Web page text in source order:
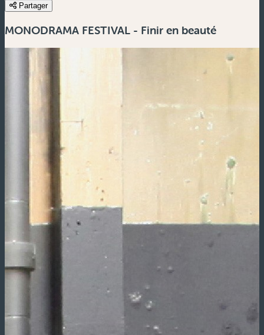
Partager
MONODRAMA FESTIVAL - Finir en beauté